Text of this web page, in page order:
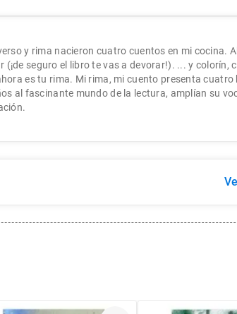
y rima nacieron cuatro cuentos en mi cocina.
(¡de seguro el libro te vas a devorar!). ... y colorín,
es tu rima. Mi rima, mi cuento presenta
al fascinante mundo de la lectura, amplí­an su